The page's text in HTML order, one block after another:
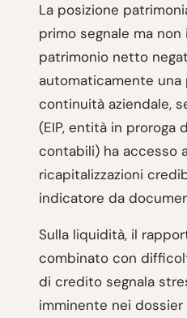
La posizione
primo segnale ma
patrimonio netto
automaticamente
continuità aziendale,
(EIP, entità in proroga
contabili) ha accesso
ricapitalizzazioni
indicatore da
Sulla liquidità, il
combinato con
di credito segnala
imminente nei dossier